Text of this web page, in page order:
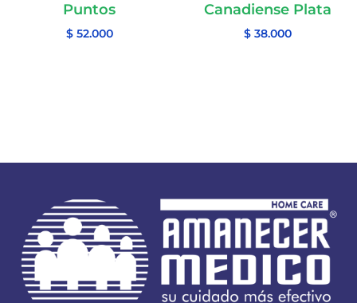
Puntos
$52.000
Canadiense Plata
$ 38.000